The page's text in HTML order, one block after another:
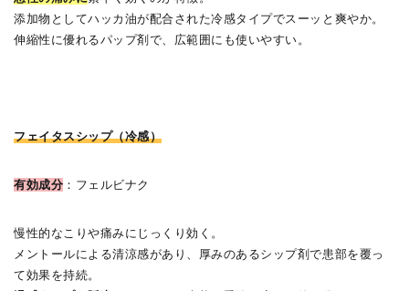
添加物としてハッカ油が配合された冷感タイプでスーッと爽やか。
伸縮性に優れるパップ剤で、広範囲にも使いやすい。
フェイタスシップ（冷感）
有効成分 ：フェルビナク
慢性的なこりや痛みにじっくり効く。
メントールによる清涼感があり、厚みのあるシップ剤で患部を覆っ
て効果を持続。